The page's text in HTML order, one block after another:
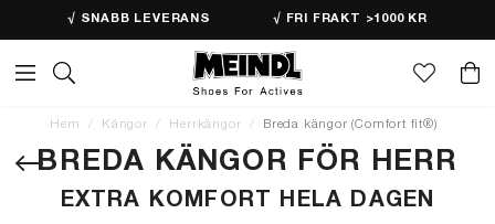
√ SNABB LEVERANS √ FRI FRAKT >1000 KR
Hem Kängor Herrkängor Breda kängor (Comfort fit®)
BREDA KÄNGOR FÖR HERR
EXTRA KOMFORT HELA DAGEN